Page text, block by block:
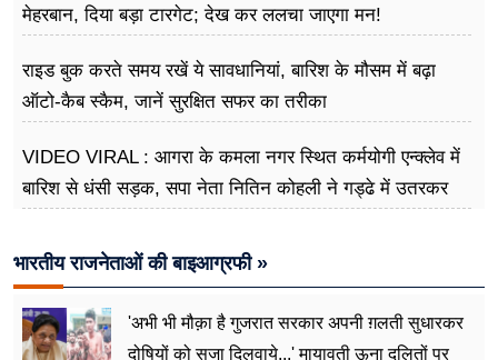
मेहरबान, दिया बड़ा टारगेट; देख कर ललचा जाएगा मन!
राइड बुक करते समय रखें ये सावधानियां, बारिश के मौसम में बढ़ा
ऑटो-कैब स्कैम, जानें सुरक्षित सफर का तरीका
VIDEO VIRAL : आगरा के कमला नगर स्थित कर्मयोगी एन्क्लेव में
बारिश से धंसी सड़क, सपा नेता नितिन कोहली ने गड्ढे में उतरकर
भारतीय राजनेताओं की बाइआग्रफी »
'अभी भी मौक़ा है गुजरात सरकार अपनी ग़लती सुधारकर
दोषियों को सजा दिलवाये...' मायावती ऊना दलितों पर